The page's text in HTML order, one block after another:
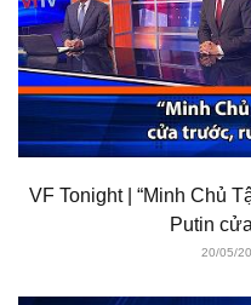
VF Tonight | “Minh Chủ
Putin
20/05/